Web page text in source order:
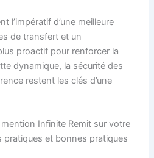
l’impératif d’une meilleure
de transfert et un
proactif pour renforcer la
dynamique, la sécurité des
restent les clés d’une
Infinite Remit sur votre
pratiques et bonnes pratiques